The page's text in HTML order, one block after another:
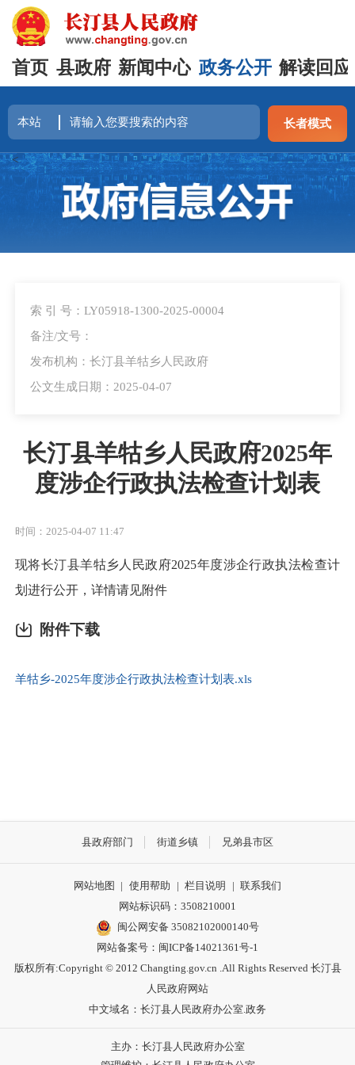
首页 县政府 新闻中心 政务公开 解读回应
长者模式
<
索 引 号：LY05918-1300-2025-00004
备注/文号：
发布机构：长汀县羊牯乡人民政府
公文生成日期：2025-04-07
长汀县羊牯乡人民政府2025年
度涉企行政执法检查计划表
时间：2025-04-07 11:47
现将长汀县羊牯乡人民政府2025年度涉企行政执法检查计
划进行公开，详情请见附件
附件下载
羊牯乡-2025年度涉企行政执法检查计划表.xls
县政府部门 街道乡镇 兄弟县市区
网站地图 | 使用帮助 | 栏目说明 | 联系我们
网站标识码：3508210001
闽公网安备 35082102000140号
网站备案号： 闽ICP备14021361号-1
版权所有:Copyright © 2012 Changting.gov.cn .All Rights Reserved 长汀县
人民政府网站
中文域名：长汀县人民政府办公室.政务
主办：长汀县人民政府办公室